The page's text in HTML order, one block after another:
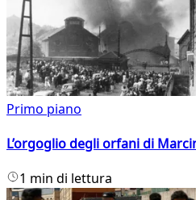
Primo piano
L’orgoglio degli orfani di
1 min di lettura